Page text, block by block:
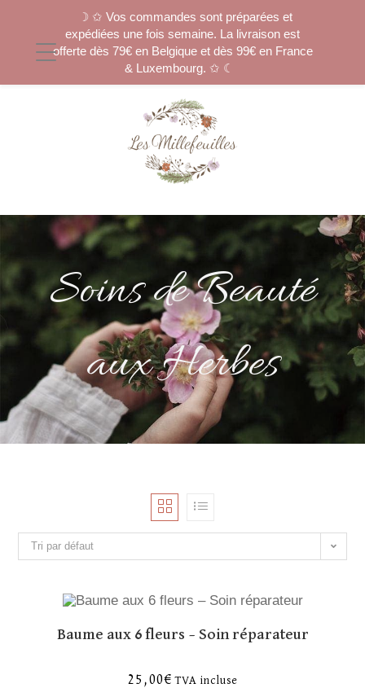
Soins de Beauté
aux Herbes
Tri par défaut
Baume aux 6 fleurs – Soin réparateur
25,00€ TVA incluse
☽ ✩ Vos commandes sont préparées et
expédiées une fois semaine. La livraison est
offerte dès 79€ en Belgique et dès 99€ en France
& Luxembourg. ✩ ☾